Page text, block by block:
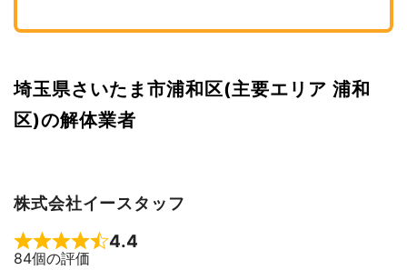
埼玉県さいたま市浦和区(主要エリア 浦和
区)の解体業者
株式会社イースタッフ
Rated 4.4 out of 5
4.4
84個の評価